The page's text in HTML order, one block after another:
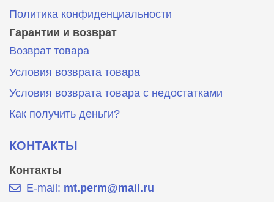
Политика конфиденциальности
Гарантии и возврат
Возврат товара
Условия возврата товара
Условия возврата товара с недостатками
Как получить деньги?
КОНТАКТЫ
Контакты
E-mail: mt.perm@mail.ru